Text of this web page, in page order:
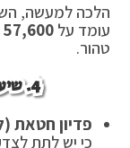
הלכה למעשה,
עומד על57,600 גרם
טהור.
4. שיעורי פדיון חטאת ופדיון תענית
פדיון חטאת